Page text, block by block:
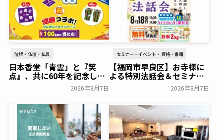
位牌・仏壇・仏具
日本香堂「青雲」と『笑
点』、共に60年を記念した
初コラボ！オリジナルグッ
ズのプレゼントキャンペー
ンを実施～日本香堂～
一般公開
2026年8月7日
セミナー・イベント・資格・書籍
【福岡市早良区】お寺様に
よる特別法話会＆セミナー
特典「無料試食会」を8月
18日(月)にシティホール飯
倉にて開催！～ベルコ～
一般公開
2026年8月7日